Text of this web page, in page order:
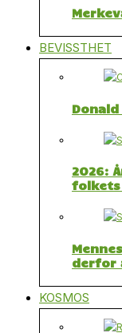
BEVISSTHET
2026:
folkets
derfor
KOSMOS